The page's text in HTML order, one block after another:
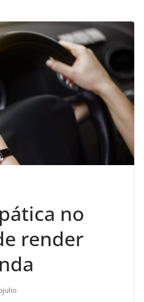
no
render